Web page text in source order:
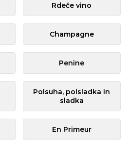
Rdeče vino
Champagne
Penine
Polsuha, polsladka in
sladka
En Primeur